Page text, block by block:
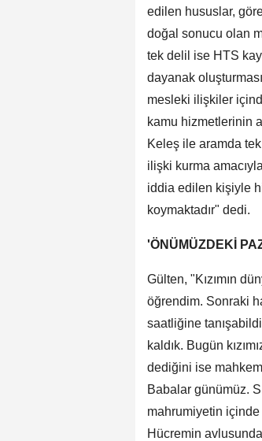
edilen hususlar,
doğal sonucu olan
tek delil ise HTS
dayanak
mesleki ilişkiler
kamu hizmetlerinin
Keleş ile aramda
ilişki kurma
iddia edilen kişiyle
koymaktadır" dedi.
'ÖNÜMÜZDEKİ
Gülten, "Kızımın
öğrendim. Sonraki
saatliğine
kaldık. Bugün
dediğini ise
Babalar günümüz.
mahrumiyetin içinde
Hücremin